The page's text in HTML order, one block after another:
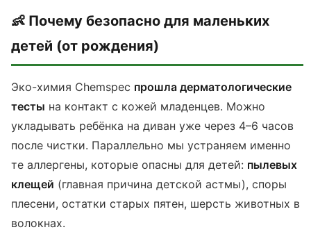
👶 Почему безопасно для маленьких
детей (от рождения)
Эко-химия Chemspec прошла дерматологические
тесты на контакт с кожей младенцев. Можно
укладывать ребёнка на диван уже через 4–6 часов
после чистки. Параллельно мы устраняем именно
те аллергены, которые опасны для детей: пылевых
клещей (главная причина детской астмы), споры
плесени, остатки старых пятен, шерсть животных в
волокнах.